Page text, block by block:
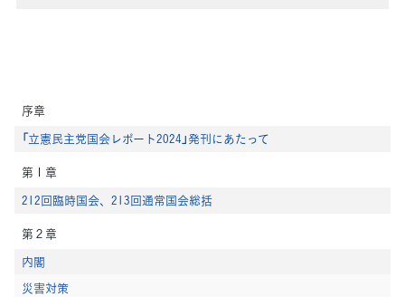
序章
「立憲民主党国会レポート2024」発刊にあたって
第１章
212回臨時国会、213回通常国会総括
第２章
内閣
災害対策